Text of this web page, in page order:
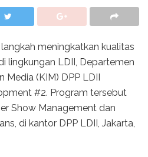
meningkatkan kualitas
lingkungan LDII, Departemen
Media (KIM) DPP LDII
#2. Program tersebut
Show Management dan
di kantor DPP LDII, Jakarta,